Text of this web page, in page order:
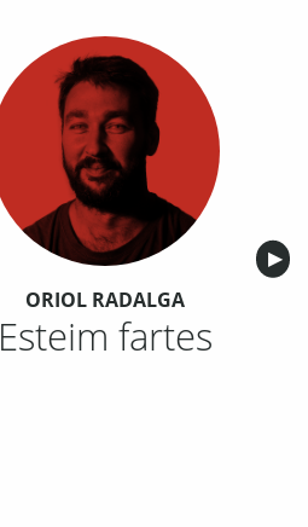
▶︎
ORIOL RADALGA
Esteim fartes